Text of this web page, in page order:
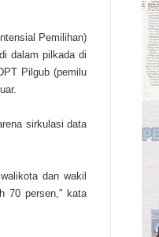
Pemilihan)
dalam pilkada di
Pilgub (pemilu
sirkulasi data
dan wakil
70 persen," kata